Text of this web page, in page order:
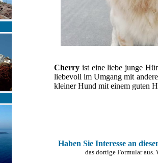
Cherry ist eine liebe junge
liebevoll im Umgang mit
kleiner Hund mit einem guten
Haben Sie Interesse an
das dortige Formular